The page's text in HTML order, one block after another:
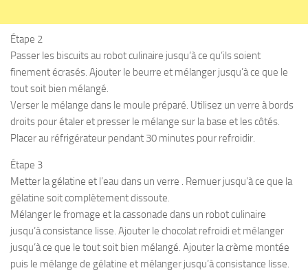
Étape 2
Passer les biscuits au robot culinaire jusqu’à ce qu’ils soient
finement écrasés. Ajouter le beurre et mélanger jusqu’à ce que le
tout soit bien mélangé.
Verser le mélange dans le moule préparé. Utilisez un verre à bords
droits pour étaler et presser le mélange sur la base et les côtés.
Placer au réfrigérateur pendant 30 minutes pour refroidir.
Étape 3
Metter la gélatine et l’eau dans un verre . Remuer jusqu’à ce que la
gélatine soit complètement dissoute.
Mélanger le fromage et la cassonade dans un robot culinaire
jusqu’à consistance lisse. Ajouter le chocolat refroidi et mélanger
jusqu’à ce que le tout soit bien mélangé. Ajouter la crème montée
puis le mélange de gélatine et mélanger jusqu’à consistance lisse.